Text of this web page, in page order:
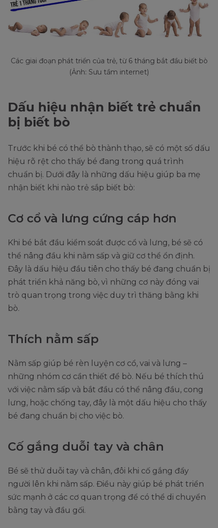
Các giai đoạn phát triển của trẻ, từ 6 tháng bắt đầu biết bò
(Ảnh: Sưu tầm internet)
Dấu hiệu nhận biết trẻ chuẩn
bị biết bò
Trước khi bé có thể bò thành thạo, sẽ có một số dấu
hiệu rõ rệt cho thấy bé đang trong quá trình
chuẩn bị. Dưới đây là những dấu hiệu giúp ba mẹ
nhận biết khi nào trẻ sắp biết bò:
Cơ cổ và lưng cứng cáp hơn
Khi bé bắt đầu kiểm soát được cổ và lưng, bé sẽ có
thể nâng đầu khi nằm sấp và giữ cơ thể ổn định.
Đây là dấu hiệu đầu tiên cho thấy bé đang chuẩn bị
phát triển khả năng bò, vì những cơ này đóng vai
trò quan trọng trong việc duy trì thăng bằng khi
bò.
Thích nằm sấp
Nằm sấp giúp bé rèn luyện cơ cổ, vai và lưng –
những nhóm cơ cần thiết để bò. Nếu bé thích thú
với việc nằm sấp và bắt đầu có thể nâng đầu, cong
lưng, hoặc chống tay, đây là một dấu hiệu cho thấy
bé đang chuẩn bị cho việc bò.
Cố gắng duỗi tay và chân
Bé sẽ thử duỗi tay và chân, đôi khi cố gắng đẩy
người lên khi nằm sấp. Điều này giúp bé phát triển
sức mạnh ở các cơ quan trọng để có thể di chuyển
bằng tay và đầu gối.